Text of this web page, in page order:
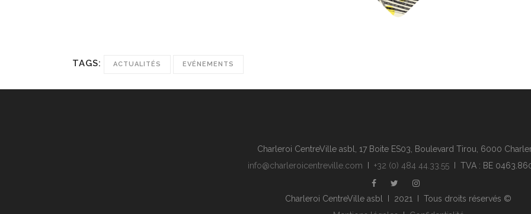
TAGS: ACTUALITÉS EVÉNEMENTS
Charleroi CentreVille asbl, 17 Boite ES03, Boulevard Tirou, 6000
info@charleroicentreville.com
+32 (0) 484 44.33.55 I TVA : BE
Charleroi CentreVille asbl I 2021 I Tous droits réservés ©